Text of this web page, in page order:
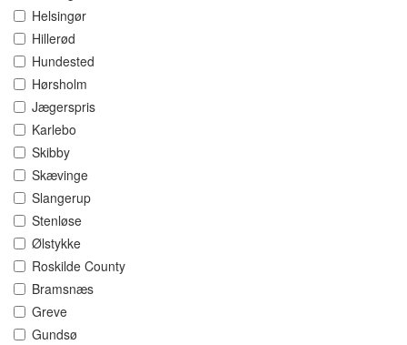
Helsingør
Hillerød
Hundested
Hørsholm
Jægerspris
Karlebo
Skibby
Skævinge
Slangerup
Stenløse
Ølstykke
Roskilde County
Bramsnæs
Greve
Gundsø